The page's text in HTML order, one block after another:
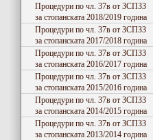
Процедури по чл. 37в от ЗСПЗЗ
за стопанската 2018/2019 година
Процедури по чл. 37в от ЗСПЗЗ
за стопанската 2017/2018 година
Процедури по чл. 37в от ЗСПЗЗ
за стопанската 2016/2017 година
Процедури по чл. 37в от ЗСПЗЗ
за стопанската 2015/2016 година
Процедури по чл. 37в от ЗСПЗЗ
за стопанската 2014/2015 година
Процедури по чл. 37в от ЗСПЗЗ
за стопанската 2013/2014 година